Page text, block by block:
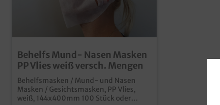
Behelfs Mund- Nasen Masken
PP Vlies weiß versch. Mengen
Behelfsmasken / Mund- und Nasen
Masken / Gesichtsmasken, PP Vlies,
weiß, 144x400mm 100 Stück oder